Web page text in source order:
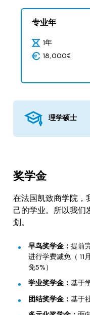
专业年
1年
18,000€
理学硕士
奖学金
在法国凯致商学院，
己的学业。所以我们
划。
早鸟奖学金： 提前
进行学费减免（ 11
免5%）
学业奖学金： 基于
团结奖学金： 基于